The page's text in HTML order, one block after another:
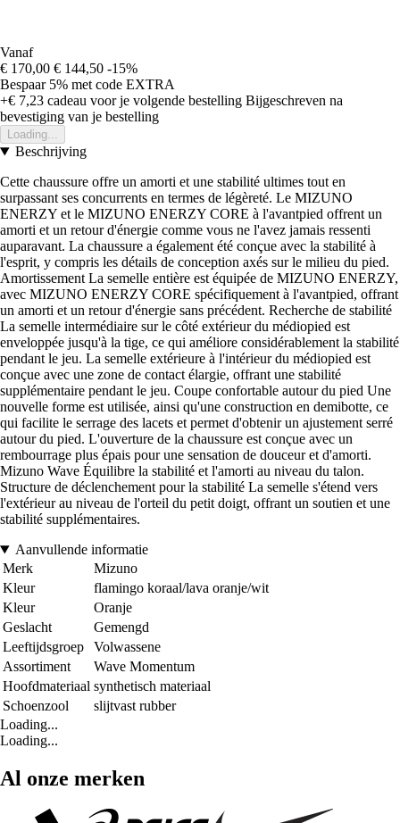
Vanaf
€ 170,00 € 144,50 -15%
Bespaar 5% met code EXTRA
+€ 7,23 cadeau voor je volgende bestelling Bijgeschreven na
bevestiging van je bestelling
Loading...
Beschrijving
Cette chaussure offre un amorti et une stabilité ultimes tout en
surpassant ses concurrents en termes de légèreté. Le MIZUNO
ENERZY et le MIZUNO ENERZY CORE à l'avantpied offrent un
amorti et un retour d'énergie comme vous ne l'avez jamais ressenti
auparavant. La chaussure a également été conçue avec la stabilité à
l'esprit, y compris les détails de conception axés sur le milieu du pied.
Amortissement La semelle entière est équipée de MIZUNO ENERZY,
avec MIZUNO ENERZY CORE spécifiquement à l'avantpied, offrant
un amorti et un retour d'énergie sans précédent. Recherche de stabilité
La semelle intermédiaire sur le côté extérieur du médiopied est
enveloppée jusqu'à la tige, ce qui améliore considérablement la stabilité
pendant le jeu. La semelle extérieure à l'intérieur du médiopied est
conçue avec une zone de contact élargie, offrant une stabilité
supplémentaire pendant le jeu. Coupe confortable autour du pied Une
nouvelle forme est utilisée, ainsi qu'une construction en demibotte, ce
qui facilite le serrage des lacets et permet d'obtenir un ajustement serré
autour du pied. L'ouverture de la chaussure est conçue avec un
rembourrage plus épais pour une sensation de douceur et d'amorti.
Mizuno Wave Équilibre la stabilité et l'amorti au niveau du talon.
Structure de déclenchement pour la stabilité La semelle s'étend vers
l'extérieur au niveau de l'orteil du petit doigt, offrant un soutien et une
stabilité supplémentaires.
Aanvullende informatie
Merk
Mizuno
Kleur
flamingo koraal/lava oranje/wit
Kleur
Oranje
Geslacht
Gemengd
Leeftijdsgroep
Volwassene
Assortiment
Wave Momentum
Hoofdmateriaal synthetisch materiaal
Schoenzool
slijtvast rubber
Loading...
Loading...
Al onze merken